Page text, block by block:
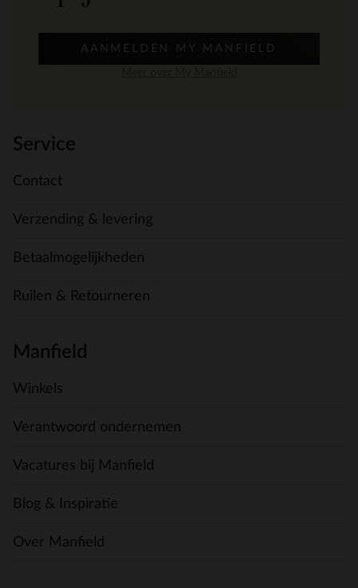
AANMELDEN MY MANFIELD
Service
Contact
Verzending & levering
Betaalmogelijkheden
Ruilen & Retourneren
Manfield
Winkels
Verantwoord ondernemen
Vacatures bij Manfield
Blog & Inspiratie
Over Manfield